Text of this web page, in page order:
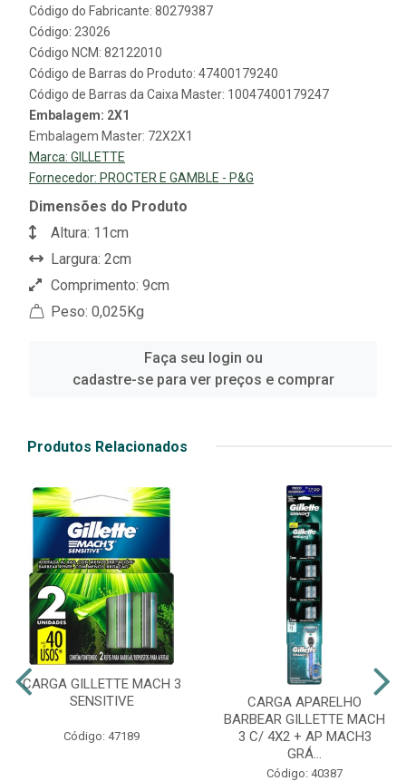
Código do Fabricante: 80279387
Código: 23026
Código NCM: 82122010
Código de Barras do Produto: 47400179240
Código de Barras da Caixa Master: 10047400179247
Embalagem: 2X1
Embalagem Master: 72X2X1
Marca: GILLETTE
Fornecedor: PROCTER E GAMBLE - P&G
Dimensões do Produto
Altura: 11cm
Largura: 2cm
Comprimento: 9cm
Peso: 0,025Kg
Faça seu login ou
cadastre-se para ver preços e comprar
Produtos Relacionados
CARGA GILLETTE MACH 3
SENSITIVE
Código: 47189
CARGA APARELHO
BARBEAR GILLETTE MACH
3 C/ 4X2 + AP MACH3
GRÁ...
Código: 40387